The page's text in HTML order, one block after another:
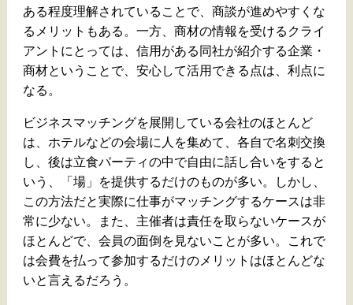
ある程度理解されていることで、商談が進めやすくな
るメリットもある。一方、商材の情報を受けるクライ
アントにとっては、信用がある同社が紹介する企業・
商材ということで、安心して活用できる点は、利点に
なる。
ビジネスマッチングを展開している会社のほとんど
は、ホテルなどの会場に人を集めて、各自で名刺交換
し、後は立食パーティの中で自由に話し合いをすると
いう、「場」を提供するだけのものが多い。しかし、
この方法だと実際に仕事がマッチングするケースは非
常に少ない。また、主催者は責任を取らないケースが
ほとんどで、会員の面倒を見ないことが多い。これで
は会費を払って参加するだけのメリットはほとんどな
いと言えるだろう。